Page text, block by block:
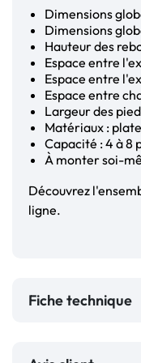
Dimensions
Dimensions
Hauteur des
Espace entre
Espace entre
Espace entre
Largeur des
Matériaux :
Capacité : 4 à 8
À monter soi-
Découvrez
ligne.
Fiche technique